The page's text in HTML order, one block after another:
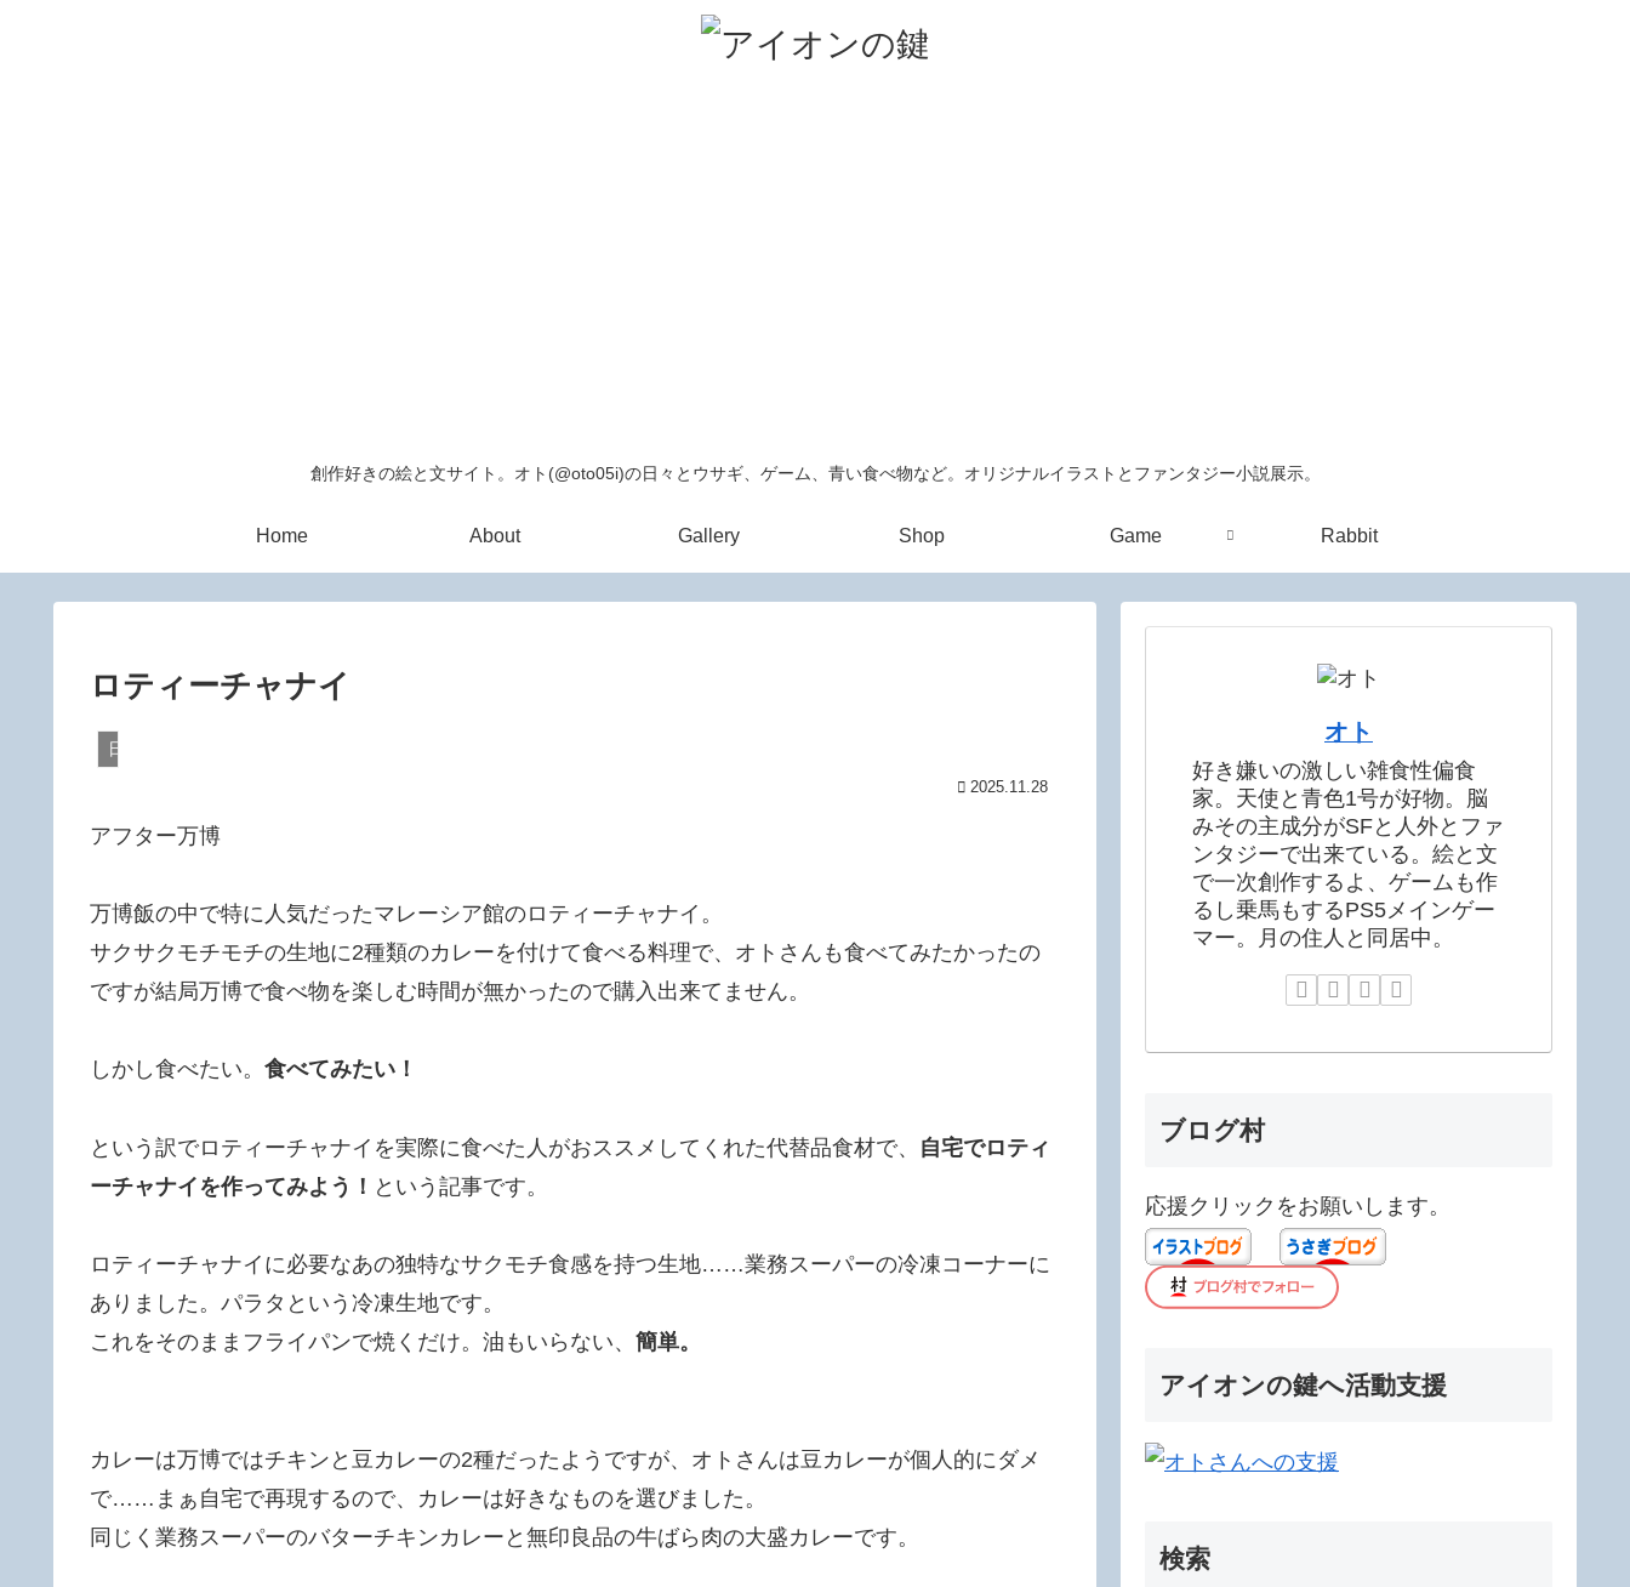
創作好きの絵と文サイト。オト(@oto05i)の日々とウサギ、ゲーム、青い食べ物など。オリジナルイラストとファンタジー小説展示。
Home About Gallery Shop Game Rabbit
ロティーチャナイ
日々
2025.11.28
アフター万博
万博飯の中で特に人気だったマレーシア館のロティーチャナイ。
サクサクモチモチの生地に2種類のカレーを付けて食べる料理で、オトさんも食べてみたかったの
ですが結局万博で食べ物を楽しむ時間が無かったので購入出来てません。
しかし食べたい。 食べてみたい！
という訳でロティーチャナイを実際に食べた人がおススメしてくれた代替品食材で、 自宅でロティ
ーチャナイを作ってみよう！ という記事です。
ロティーチャナイに必要なあの独特なサクモチ食感を持つ生地……業務スーパーの冷凍コーナーに
ありました。パラタという冷凍生地です。
これをそのままフライパンで焼くだけ。油もいらない、 簡単。
カレーは万博ではチキンと豆カレーの2種だったようですが、オトさんは豆カレーが個人的にダメ
で……まぁ自宅で再現するので、カレーは好きなものを選びました。
同じく業務スーパーのバターチキンカレーと無印良品の牛ばら肉の大盛カレーです。
オト
好き嫌いの激しい雑食性偏食
家。天使と青色1号が好物。脳
みその主成分がSFと人外とファ
ンタジーで出来ている。絵と文
で一次創作するよ、ゲームも作
るし乗馬もするPS5メインゲー
マー。月の住人と同居中。
ブログ村
応援クリックをお願いします。
アイオンの鍵へ活動支援
検索